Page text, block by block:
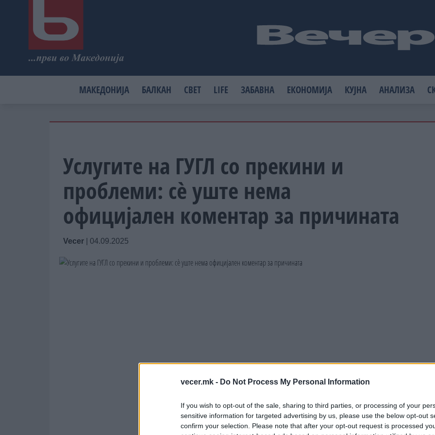
vecer.mk - Do Not Process My Personal Information
If you wish to opt-out of the sale, sharing to third parties, or processing of your
sensitive information for targeted advertising by us, please use the below opt-out
confirm your selection. Please note that after your opt-out request is processed
МАКЕДОНИЈА БАЛКАН СВЕТ LIFE ЗАБАВНА ЕКОНОМИЈА КУЈНА АНАЛИЗА
Услугите на ГУГЛ со прекини и
проблеми: сè уште нема
официјален коментар за причината
Vecer 04.09.2025